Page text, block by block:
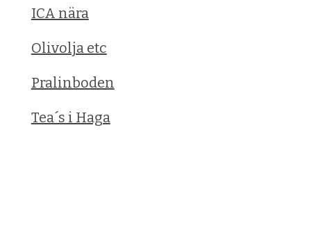
ICA nära
Olivolja etc
Pralinboden
Tea´s i Haga